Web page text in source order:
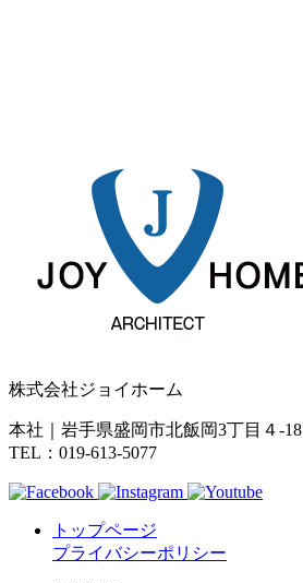
株式会社ジョイホーム
本社｜岩手県盛岡市北飯岡3丁目４-18
TEL：019-613-5077
トップページ
プライバシーポリシー